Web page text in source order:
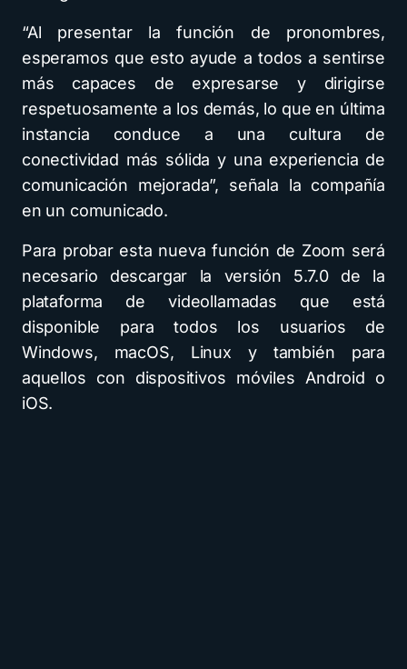
“Al presentar la función de pronombres,
esperamos que esto ayude a todos a sentirse
más capaces de expresarse y dirigirse
respetuosamente a los demás, lo que en última
instancia conduce a una cultura de
conectividad más sólida y una experiencia de
comunicación mejorada”, señala la compañía
en un comunicado.
Para probar esta nueva función de Zoom será
necesario descargar la versión 5.7.0 de la
plataforma de videollamadas que está
disponible para todos los usuarios de
Windows, macOS, Linux y también para
aquellos con dispositivos móviles Android o
iOS.